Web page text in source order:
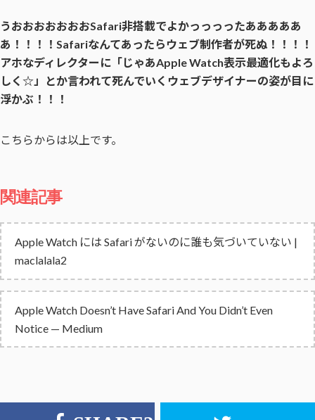
うおおおおおおおSafari非搭載でよかっっっったあああああ
あ！！！！Safariなんてあったらウェブ制作者が死ぬ！！！！
アホなディレクターに「じゃあApple Watch表示最適化もよろ
しく☆」とか言われて死んでいくウェブデザイナーの姿が目に
浮かぶ！！！
こちらからは以上です。
関連記事
Apple Watch には Safari がないのに誰も気づいていない |
maclalala2
Apple Watch Doesn’t Have Safari And You Didn’t Even
Notice — Medium